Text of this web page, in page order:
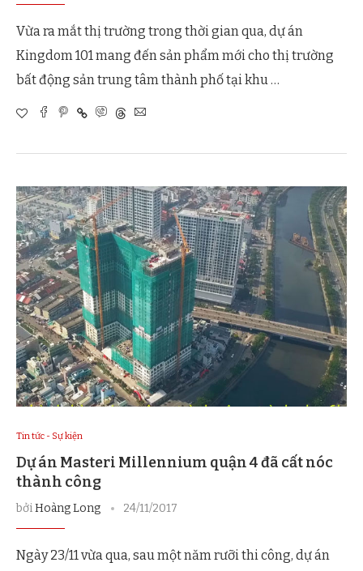
Vừa ra mắt thị trường trong thời gian qua, dự án
Kingdom 101 mang đến sản phẩm mới cho thị trường
bất động sản trung tâm thành phố tại khu …
Tin tức - Sự kiện
Dự án Masteri Millennium quận 4 đã cất nóc
thành công
bởiHoàng Long 24/11/2017
Ngày 23/11 vừa qua, sau một năm rưỡi thi công, dự án